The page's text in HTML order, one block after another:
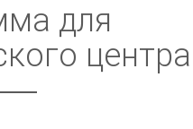
для
центра